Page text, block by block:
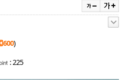
600)
: 225